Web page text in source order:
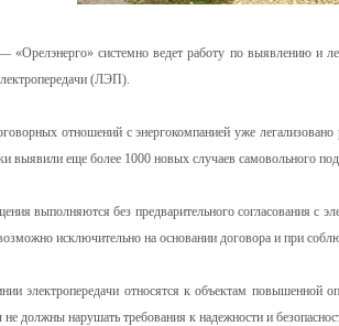
системно ведет работу по выявлению и
(ЛЭП).
отношений с энергокомпанией уже
выявили еще более 1000 новых случаев самовольного
выполняются без предварительного согласования с
исключительно на основании договора и при
электропередачи относятся к объектам повышенной
должны нарушать требования к надежности и